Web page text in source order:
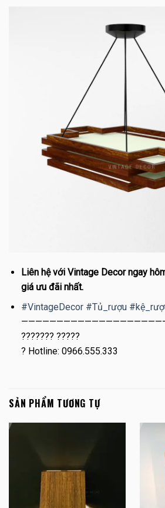
Liên hệ với Vintage Decor ngay
giá ưu đãi nhất.
#VintageDecor #Tủ_rượu #
??????? ?????
? Hotline: 0966.555.333
SẢN PHẨM TƯƠNG TỰ